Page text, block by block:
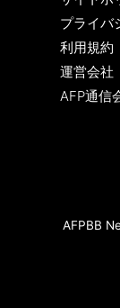
プライバ
利用規約
運営会社
AFP通信
AFPBB